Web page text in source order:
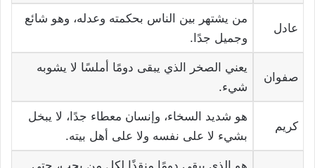
عادل
من يشتهر بين الناس بحكمته وعدله، وهو شائع
وجميل جدًا.
صفوان
يعني الصخر الذي يبقى دومًا أملسًا لا يشوبه
شيء.
كريم
هو شديد السخاء، وإنسان معطاء جدًا، لا يبخل
بشيء لا على نفسه ولا على أهل بيته.